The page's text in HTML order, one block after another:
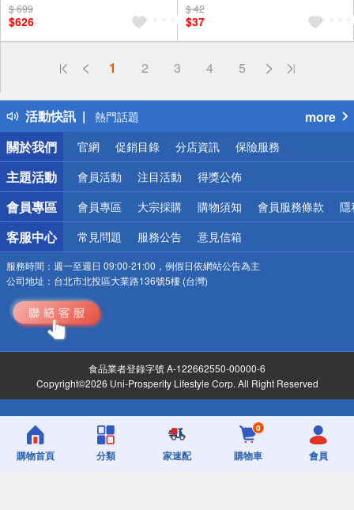
$ 699
$626
$ 42
$37
1 2 3 4 5
活動快訊
偏遠地區配送
得獎公告
熱門話題
銀行優惠
偏遠地區配送
詐騙網頁！請小心！
more
關於我們
官網 促銷目錄 分店資訊 保險服務
主題活動 會員活動 注目活動 得獎公佈
會員專區 會員專區 大宗採購 購物須知 會員服務條款 隱
客服中心 常見問題 服務公告 意見信箱
服務時間： 週一至週日 09:00-21:00，例假日依網站公告為主
公司地址： 台北市北投區大業路136號5樓 (台灣)
食品業者登錄字號 A-122662550-00000-6
Copyright©2026 Uni-Prosperity Lifestyle Corp. All Right Reserved
購物首頁 分類 家速配
0
購物車 會員